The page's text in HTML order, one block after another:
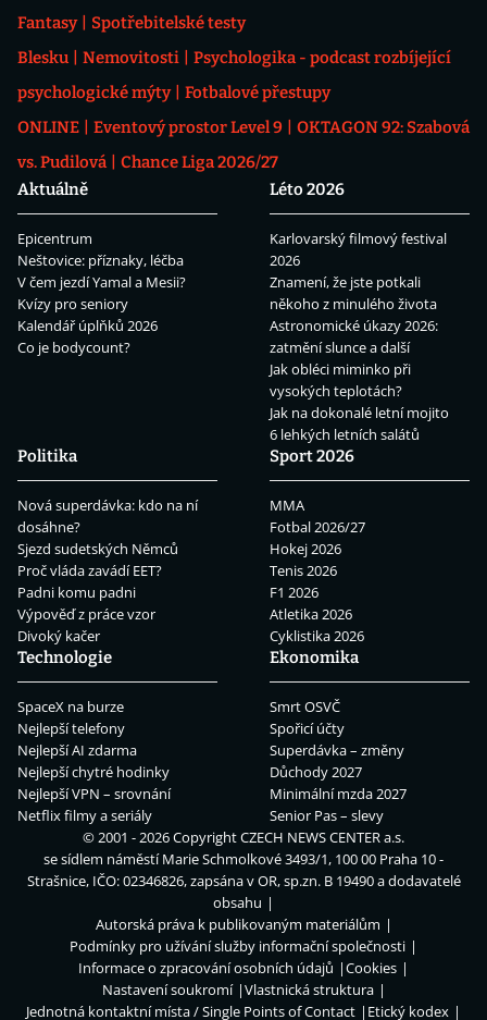
Fantasy
Spotřebitelské testy
Blesku
Nemovitosti
Psychologika - podcast rozbíjející
psychologické mýty
Fotbalové přestupy
ONLINE
Eventový prostor Level 9
OKTAGON 92: Szabová
vs. Pudilová
Chance Liga 2026/27
Aktuálně
Epicentrum
Neštovice: příznaky, léčba
V čem jezdí Yamal a Mesii?
Kvízy pro seniory
Kalendář úplňků 2026
Co je bodycount?
Léto 2026
Karlovarský filmový festival
2026
Znamení, že jste potkali
někoho z minulého života
Astronomické úkazy 2026:
zatmění slunce a další
Jak obléci miminko při
vysokých teplotách?
Jak na dokonalé letní mojito
6 lehkých letních salátů
Politika
Nová superdávka: kdo na ní
dosáhne?
Sjezd sudetských Němců
Proč vláda zavádí EET?
Padni komu padni
Výpověď z práce vzor
Divoký kačer
Sport 2026
MMA
Fotbal 2026/27
Hokej 2026
Tenis 2026
F1 2026
Atletika 2026
Cyklistika 2026
Technologie
SpaceX na burze
Nejlepší telefony
Nejlepší AI zdarma
Nejlepší chytré hodinky
Nejlepší VPN – srovnání
Netflix filmy a seriály
Ekonomika
Smrt OSVČ
Spořicí účty
Superdávka – změny
Důchody 2027
Minimální mzda 2027
Senior Pas – slevy
© 2001 - 2026 CopyrightCZECH NEWS CENTER a.s.
se sídlem náměstí Marie Schmolkové 3493/1, 100 00 Praha 10 -
Strašnice, IČO: 02346826, zapsána v OR, sp.zn. B 19490 a dodavatelé
obsahu
Autorská práva k publikovaným materiálům
Podmínky pro užívání služby informační společnosti
Informace o zpracování osobních údajů
Cookies
Nastavení soukromí
Vlastnická struktura
Jednotná kontaktní místa / Single Points of Contact
Etický kodex